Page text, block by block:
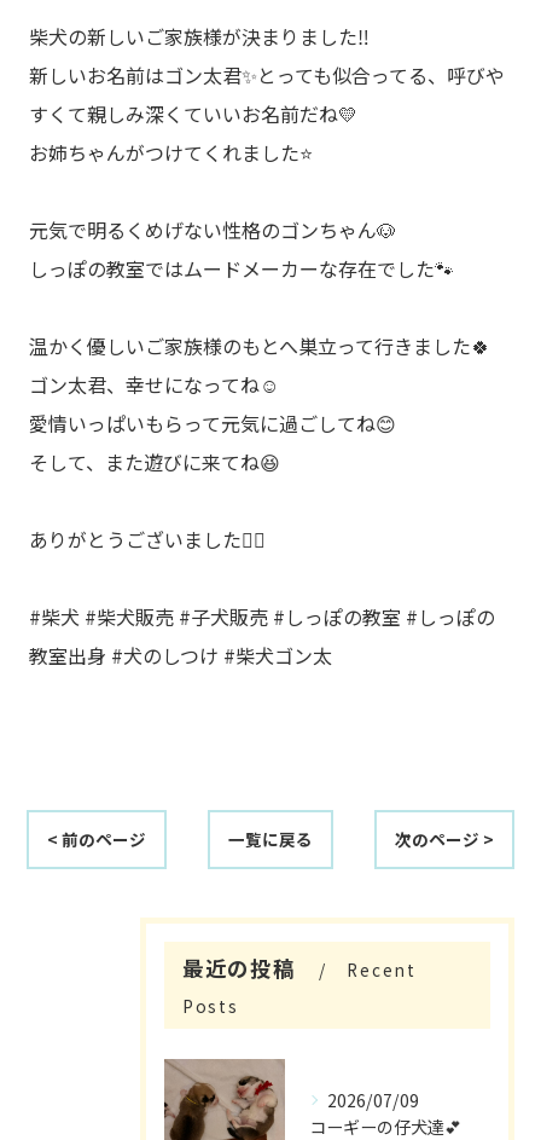
柴犬の新しいご家族様が決まりました‼️
新しいお名前はゴン太君✨とっても似合ってる、呼びや
すくて親しみ深くていいお名前だね💛
お姉ちゃんがつけてくれました⭐️
元気で明るくめげない性格のゴンちゃん🐶
しっぽの教室ではムードメーカーな存在でした🐾
温かく優しいご家族様のもとへ巣立って行きました🍀
ゴン太君、幸せになってね☺️
愛情いっぱいもらって元気に過ごしてね😊
そして、また遊びに来てね😆
ありがとうございました🙇‍♂️
#柴犬 #柴犬販売 #子犬販売 #しっぽの教室 #しっぽの
教室出身 #犬のしつけ #柴犬ゴン太
< 前のページ 一覧に戻る 次のページ >
最近の投稿
Recent
Posts
2026/07/09
コーギーの仔犬達💕